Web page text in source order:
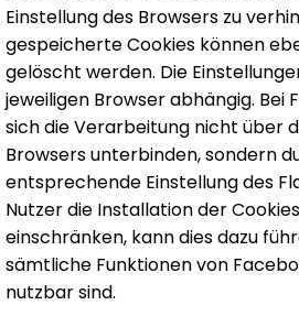
Einstellung des Browsers zu
gespeicherte Cookies können
gelöscht werden. Die
jeweiligen Browser abhängig. Bei
sich die Verarbeitung nicht über
Browsers unterbinden, sondern
entsprechende Einstellung des
Nutzer die Installation der
einschränken, kann dies dazu
sämtliche Funktionen von
nutzbar sind.